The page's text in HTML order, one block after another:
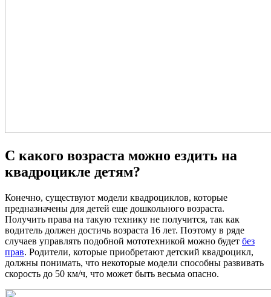
С какого возраста можно ездить на
квадроцикле детям?
Конечно, существуют модели квадроциклов, которые
предназначены для детей еще дошкольного возраста.
Получить права на такую технику не получится, так как
водитель должен достичь возраста 16 лет. Поэтому в ряде
случаев управлять подобной мототехникой можно будет без
прав. Родители, которые приобретают детский квадроцикл,
должны понимать, что некоторые модели способны развивать
скорость до 50 км/ч, что может быть весьма опасно.